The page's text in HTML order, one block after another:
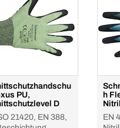
PU,
D
21420, EN 388,
h
EN